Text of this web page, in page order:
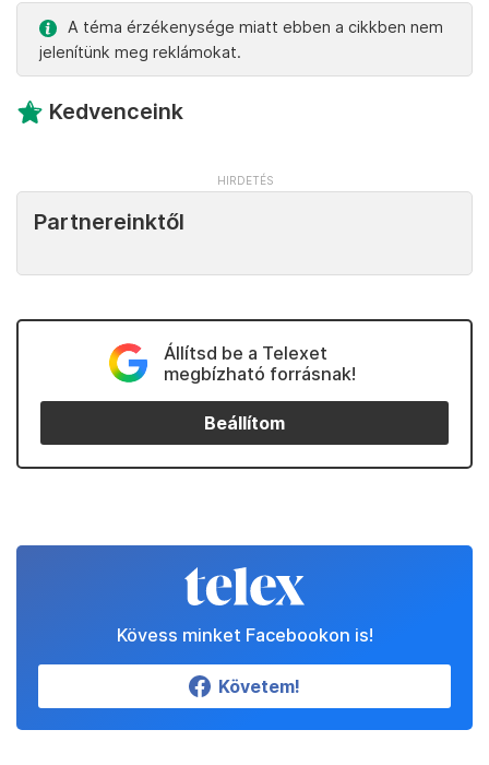
A téma érzékenysége miatt ebben a cikkben nem
jelenítünk meg reklámokat.
Kedvenceink
Partnereinktől
Állítsd be a Telexet
megbízható forrásnak!
Beállítom
Kövess minket Facebookon is!
Követem!